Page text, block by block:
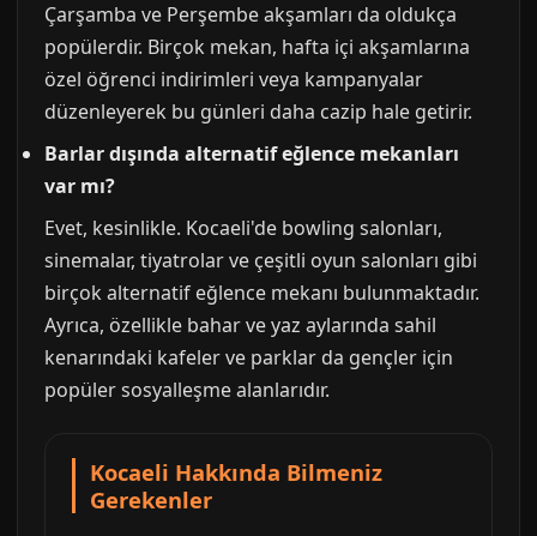
Çarşamba ve Perşembe akşamları da oldukça
popülerdir. Birçok mekan, hafta içi akşamlarına
özel öğrenci indirimleri veya kampanyalar
düzenleyerek bu günleri daha cazip hale getirir.
Barlar dışında alternatif eğlence mekanları
var mı?
Evet, kesinlikle. Kocaeli'de bowling salonları,
sinemalar, tiyatrolar ve çeşitli oyun salonları gibi
birçok alternatif eğlence mekanı bulunmaktadır.
Ayrıca, özellikle bahar ve yaz aylarında sahil
kenarındaki kafeler ve parklar da gençler için
popüler sosyalleşme alanlarıdır.
Kocaeli Hakkında Bilmeniz
Gerekenler